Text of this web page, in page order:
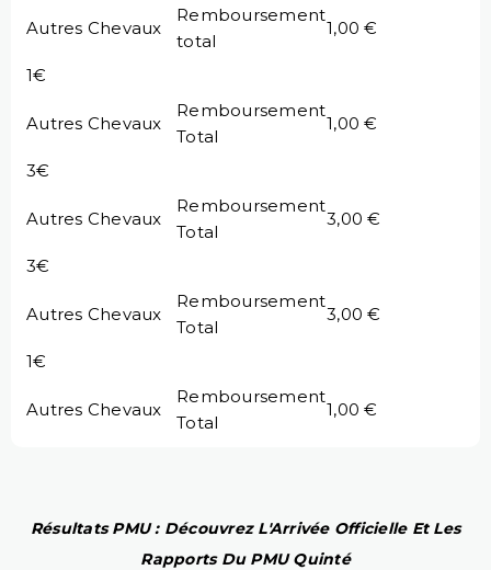
Autres Chevaux
Remboursement
total
1,00 €
1€
Autres Chevaux
Remboursement
Total
1,00 €
3€
Autres Chevaux
Remboursement
Total
3,00 €
3€
Autres Chevaux
Remboursement
Total
3,00 €
1€
Autres Chevaux
Remboursement
Total
1,00 €
Résultats PMU : Découvrez L'Arrivée Officielle Et Les
Rapports Du PMU Quinté